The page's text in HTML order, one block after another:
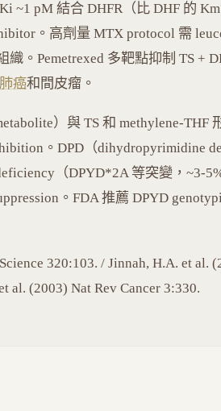
~1 pM 結合 DHFR（比 DHF 的 Km
。高劑量 MTX protocol 需
織。Pemetrexed 多靶點抑制 TS +
肺癌和間皮瘤。
）與 TS 和 methylene-THF
。DPD（dihydropyrimidine
（DPYD*2A 等突變，~3-
。FDA 推薦 DPYD
320:103. / Jinnah, H.A. et al.
al. (2003) Nat Rev Cancer 3:330.